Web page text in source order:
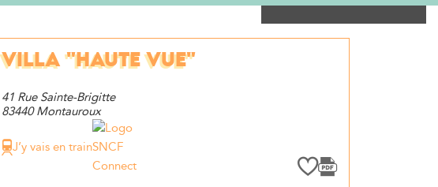
VILLA "HAUTE VUE"
41 Rue Sainte-Brigitte
83440 Montauroux
J’y vais en train